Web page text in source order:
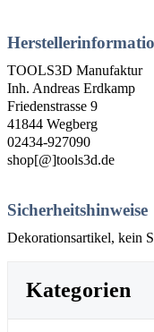
TOOLS3D Manufaktur
Inh. Andreas Erdkamp
Friedenstrasse 9
41844 Wegberg
02434-927090
shop[@]tools3d.de
Sicherheitshinweise
Dekorationsartikel, kein
Kategorien